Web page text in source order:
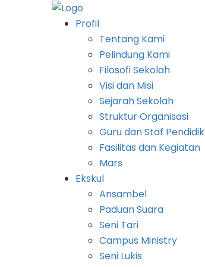
Profil
Tentang Kami
Pelindung Kami
Filosofi Sekolah
Visi dan Misi
Sejarah Sekolah
Struktur Organisasi
Guru dan Staf Pendidik
Fasilitas dan Kegiatan
Mars
Ekskul
Ansambel
Paduan Suara
Seni Tari
Campus Ministry
Seni Lukis